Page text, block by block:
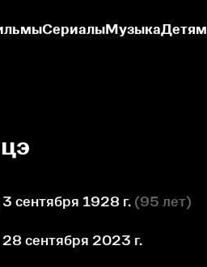
СериалыМузыкаДетям
3 сентября 1928 г. (95 лет)
28 сентября 2023 г.